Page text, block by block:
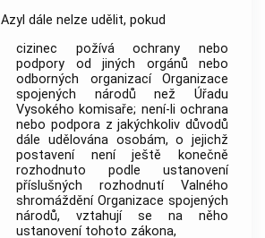
Azyl dále nelze udělit, pokud
cizinec požívá ochrany nebo
podpory od jiných orgánů nebo
odborných organizací Organizace
spojených národů než Úřadu
Vysokého komisaře; není-li ochrana
nebo podpora z jakýchkoliv důvodů
dále udělována osobám, o jejichž
postavení není ještě konečně
rozhodnuto podle ustanovení
příslušných rozhodnutí Valného
shromáždění Organizace spojených
národů, vztahují se na něho
ustanovení tohoto zákona,